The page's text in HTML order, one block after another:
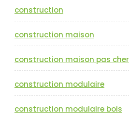
construction
construction maison
construction maison pas cher
construction modulaire
construction modulaire bois